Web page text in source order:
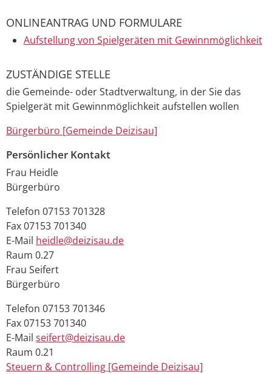
ONLINEANTRAG UND FORMULARE
Aufstellung von Spielgeräten mit Gewinnmöglichkeit
ZUSTÄNDIGE STELLE
die Gemeinde- oder Stadtverwaltung, in der Sie das
Spielgerät mit Gewinnmöglichkeit aufstellen wollen
Bürgerbüro [Gemeinde Deizisau]
Persönlicher Kontakt
Frau Heidle
Bürgerbüro
Telefon 07153 701328
Fax07153 701340
E-Mail heidle@deizisau.de
Raum 0.27
Frau Seifert
Bürgerbüro
Telefon 07153 701346
Fax07153 701340
E-Mail seifert@deizisau.de
Raum 0.21
Steuern & Controlling [Gemeinde Deizisau]